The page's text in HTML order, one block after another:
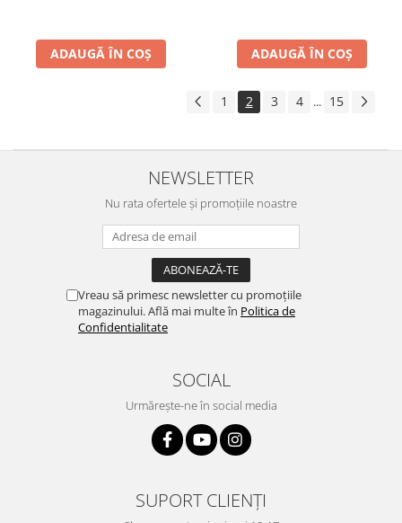
ADAUGĂ ÎN COȘ ADAUGĂ ÎN COȘ
1 2 3 4 ... 15
NEWSLETTER
Nu rata ofertele și promoțiile noastre
Vreau să primesc newsletter cu promoțiile
magazinului. Află mai multe în Politica de
Confidentialitate
SOCIAL
Urmărește-ne în social media
SUPORT CLIENȚI